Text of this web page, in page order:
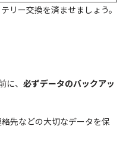
リー交換を済ませましょう。
、 必ずデータのバックアッ
先などの大切なデータを保